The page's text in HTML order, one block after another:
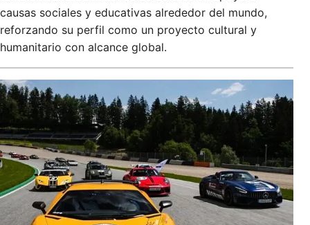
causas sociales y educativas alrededor del mundo,
reforzando su perfil como un proyecto cultural y
humanitario con alcance global.